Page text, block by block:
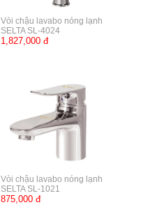
Vòi chậu lavabo nóng lạnh
SELTA SL-4024
1,827,000 đ
Vòi chậu lavabo nóng lạnh
SELTA SL-1021
875,000 đ